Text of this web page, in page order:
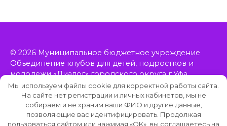
© 2026 Муниципальное бюджетное учреждение
Объединение клубов для детей, подростков и
молодежи «Диалог» городского округа г.Уфа
Республики Башкортостан, включает в себя 11
клубов, расположенных в Орджоникидзевском
районе Уфы.
Мы используем файлы cookie для корректной работы сайта.
На сайте нет регистрации и личных кабинетов, мы не
собираем и не храним ваши ФИО и другие данные,
позволяющие вас идентифицировать. Продолжая
пользоваться сайтом или нажимая «OK», вы соглашаетесь на